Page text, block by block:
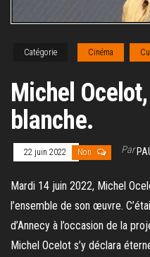
Catégorie Cinéma
Michel
blanche.
22 juin 2022 Non Par
Mardi 14 juin 2022, Michel
l’ensemble de son œuvre.
d’Annecy à l’occasion de la
Michel Ocelot s’y déclara